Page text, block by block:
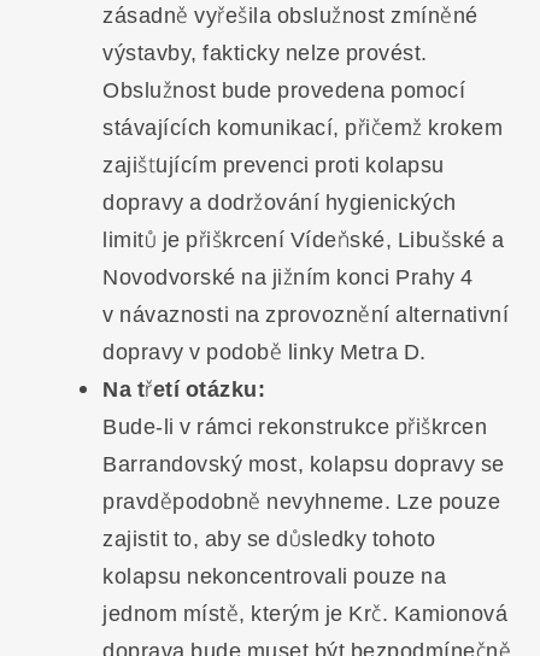
zásadně vyřešila obslužnost zmíněné
výstavby, fakticky nelze provést.
Obslužnost bude provedena pomocí
stávajících komunikací, přičemž krokem
zajišťujícím prevenci proti kolapsu
dopravy a dodržování hygienických
limitů je přiškrcení Vídeňské, Libušské a
Novodvorské na jižním konci Prahy 4
v návaznosti na zprovoznění alternativní
dopravy v podobě linky Metra D.
Na třetí otázku:
Bude-li v rámci rekonstrukce přiškrcen
Barrandovský most, kolapsu dopravy se
pravděpodobně nevyhneme. Lze pouze
zajistit to, aby se důsledky tohoto
kolapsu nekoncentrovali pouze na
jednom místě, kterým je Krč. Kamionová
doprava bude muset být bezpodmínečně